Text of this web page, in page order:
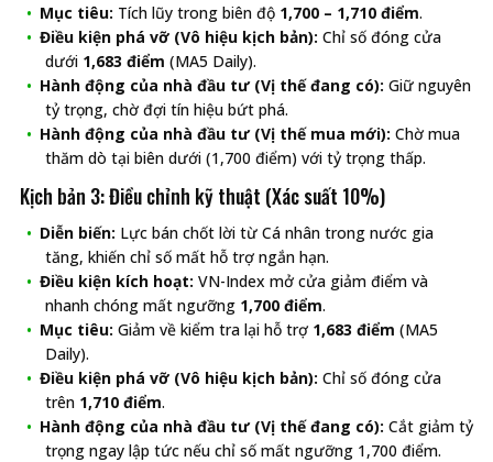
Mục tiêu: Tích lũy trong biên độ 1,700 – 1,710 điểm.
Điều kiện phá vỡ (Vô hiệu kịch bản): Chỉ số đóng cửa
dưới 1,683 điểm (MA5 Daily).
Hành động của nhà đầu tư (Vị thế đang có): Giữ nguyên
tỷ trọng, chờ đợi tín hiệu bứt phá.
Hành động của nhà đầu tư (Vị thế mua mới): Chờ mua
thăm dò tại biên dưới (1,700 điểm) với tỷ trọng thấp.
Kịch bản 3: Điều chỉnh kỹ thuật (Xác suất 10%)
Diễn biến: Lực bán chốt lời từ Cá nhân trong nước gia
tăng, khiến chỉ số mất hỗ trợ ngắn hạn.
Điều kiện kích hoạt: VN-Index mở cửa giảm điểm và
nhanh chóng mất ngưỡng 1,700 điểm.
Mục tiêu: Giảm về kiểm tra lại hỗ trợ 1,683 điểm (MA5
Daily).
Điều kiện phá vỡ (Vô hiệu kịch bản): Chỉ số đóng cửa
trên 1,710 điểm.
Hành động của nhà đầu tư (Vị thế đang có): Cắt giảm tỷ
trọng ngay lập tức nếu chỉ số mất ngưỡng 1,700 điểm.